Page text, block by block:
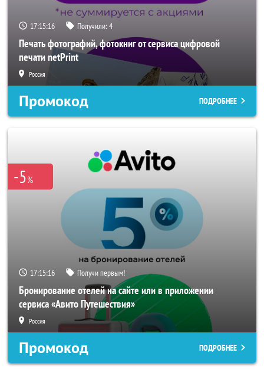
17:15:14 Получили:4
Печать фотографий, фотокниг от сервиса цифровой
печати netPrint
Россия
Промокод ПОДРОБНЕЕ
-5%
17:15:14 Получи первым!
Бронирование отелей на сайте или в приложении
сервиса «Авито Путешествия»
Россия
Промокод ПОДРОБНЕЕ